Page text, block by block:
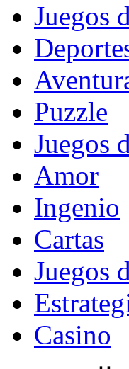
Juegos
Puzzle
Juegos
Amor
Ingenio
Cartas
Juegos
Casino